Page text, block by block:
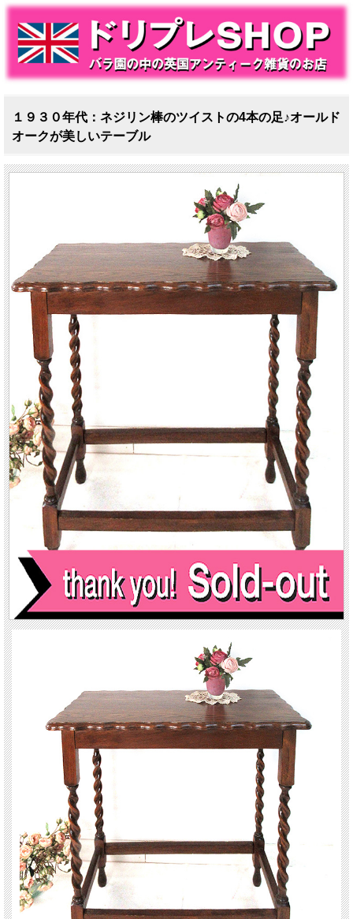
１９３０年代：ネジリン棒のツイストの4本の足♪オールド
オークが美しいテーブル